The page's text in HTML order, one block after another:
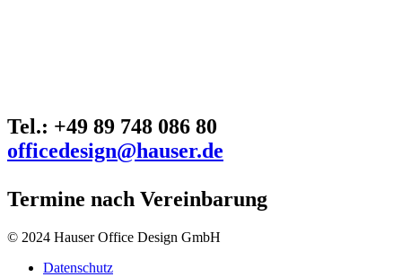
Tel.: +49 89 748 086 80
officedesign@hauser.de
Termine nach Vereinbarung
© 2024 Hauser Office Design GmbH
Datenschutz